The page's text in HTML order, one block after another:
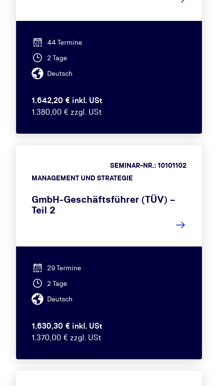
44 Termine
2 Tage
Deutsch
1.642,20 € inkl. USt
1.380,00 € zzgl. USt
MANAGEMENT UND STRATEGIE
SEMINAR-NR.: 10101102
GmbH-Geschäftsführer (TÜV) –
Teil 2
29 Termine
2 Tage
Deutsch
1.630,30 € inkl. USt
1.370,00 € zzgl. USt